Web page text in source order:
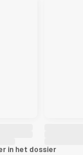
in het dossier